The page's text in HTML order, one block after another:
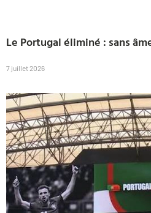
Le Portugal éliminé : sans
7 juillet 2026